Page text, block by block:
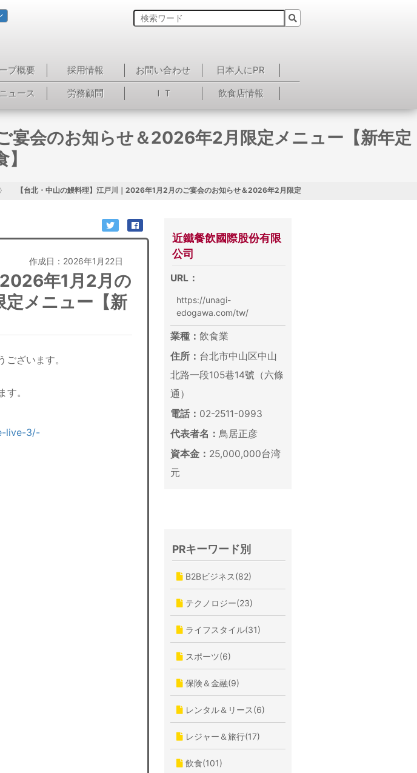
プ概要 採用情報 お問い合わせ
日本人にPR
ュース 労務顧問 ＩＴ 飲食店情報
宴会のお知らせ＆2026年2月限定メニュー【新年定
】
【台北・中山の鰻料理】江戸川｜2026年1月2月のご宴会のお知らせ＆2026年2月限定メニュー【新年定食】
作成日：2026年1月22日
2026年1月2月の
メニュー【新
ざいます。
。
live-3/-
近鐵餐飲國際股份有限
公司
URL：
https://unagi-
edogawa.com/tw/
業種： 飲食業
住所： 台北市中山区中山
北路一段105巷14號（六條
通）
電話： 02-2511-0993
代表者名： 鳥居正彦
資本金： 25,000,000台湾
元
PRキーワード別
B2Bビジネス(82)
テクノロジー(23)
ライフスタイル(31)
スポーツ(6)
保険＆金融(9)
レンタル＆リース(6)
レジャー＆旅行(17)
飲食(101)